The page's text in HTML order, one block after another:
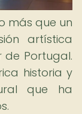
más que un
artística
Portugal.
historia y
que ha